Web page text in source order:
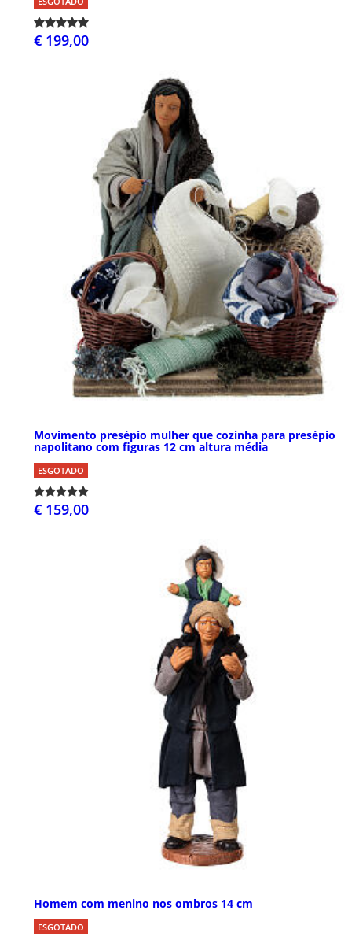
€ 199,00
Movimento presépio mulher que cozinha para presépio
napolitano com figuras 12 cm altura média
ESGOTADO
€ 159,00
Homem com menino nos ombros 14 cm
ESGOTADO